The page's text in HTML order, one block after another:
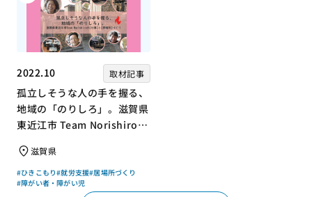
2022.10 取材記事
孤立しそうな人の手を握る、
地域の「のりしろ」。滋賀県
東近江市 Team Norishiroの
滋賀県
#ひきこもり#就労支援#居場所づくり
#障がい者・障がい児